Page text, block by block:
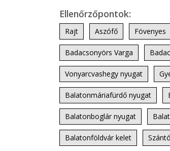
Ellenőrzőpontok:
Rajt Aszófő Fövenyes
Badacsonyörs Varga
Vonyarcvashegy nyugat
Balatonmáriafürdő nyugat
Balatonboglár nyugat
Balatonföldvár kelet